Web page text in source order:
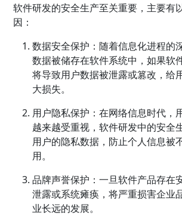
软件研发的安全生产至关重要，主要有
因：
数据安全保护：随着信息化进程的
数据被储存在软件系统中，如果软
将导致用户数据被泄露或篡改，给
大损失。
用户隐私保护：在网络信息时代，
越来越受重视，软件研发中的安全
用户的隐私数据，防止个人信息被
用。
品牌声誉保护：一旦软件产品存在
泄露或系统瘫痪，将严重损害企业
业长远的发展。